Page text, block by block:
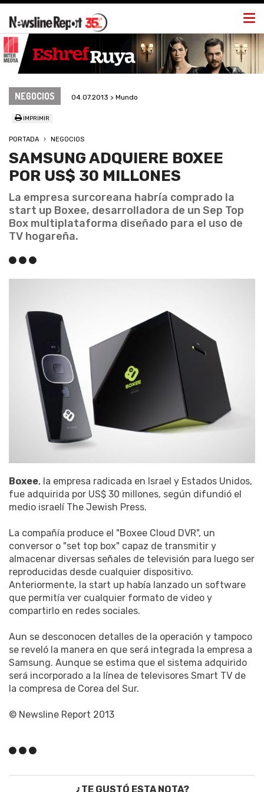
NEGOCIOS 04.07.2013 > Mundo
IMPRIMIR
PORTADA NEGOCIOS
SAMSUNG ADQUIERE BOXEE
POR US$ 30 MILLONES
La empresa surcoreana habría comprado la
start up Boxee, desarrolladora de un Sep Top
Box multiplataforma diseñado para el uso de
TV hogareña.
Boxee, la empresa radicada en Israel y Estados Unidos,
fue adquirida por US$ 30 millones, según difundió el
medio israelí The Jewish Press.
La compañía produce el "Boxee Cloud DVR", un
conversor o "set top box" capaz de transmitir y
almacenar diversas señales de televisión para luego ser
reproducidas desde cualquier dispositivo.
Anteriormente, la start up había lanzado un software
que permitía ver cualquier formato de video y
compartirlo en redes sociales.
Aun se desconocen detalles de la operación y tampoco
se reveló la manera en que será integrada la empresa a
Samsung. Aunque se estima que el sistema adquirido
será incorporado a la línea de televisores Smart TV de
la compresa de Corea del Sur.
© Newsline Report 2013
¿TE GUSTÓ ESTA NOTA?